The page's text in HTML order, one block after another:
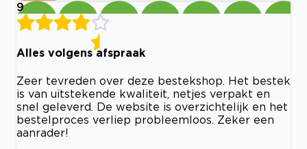
9
Alles volgens afspraak
Zeer tevreden over deze bestekshop. Het bestek
is van uitstekende kwaliteit, netjes verpakt en
snel geleverd. De website is overzichtelijk en het
bestelproces verliep probleemloos. Zeker een
aanrader!